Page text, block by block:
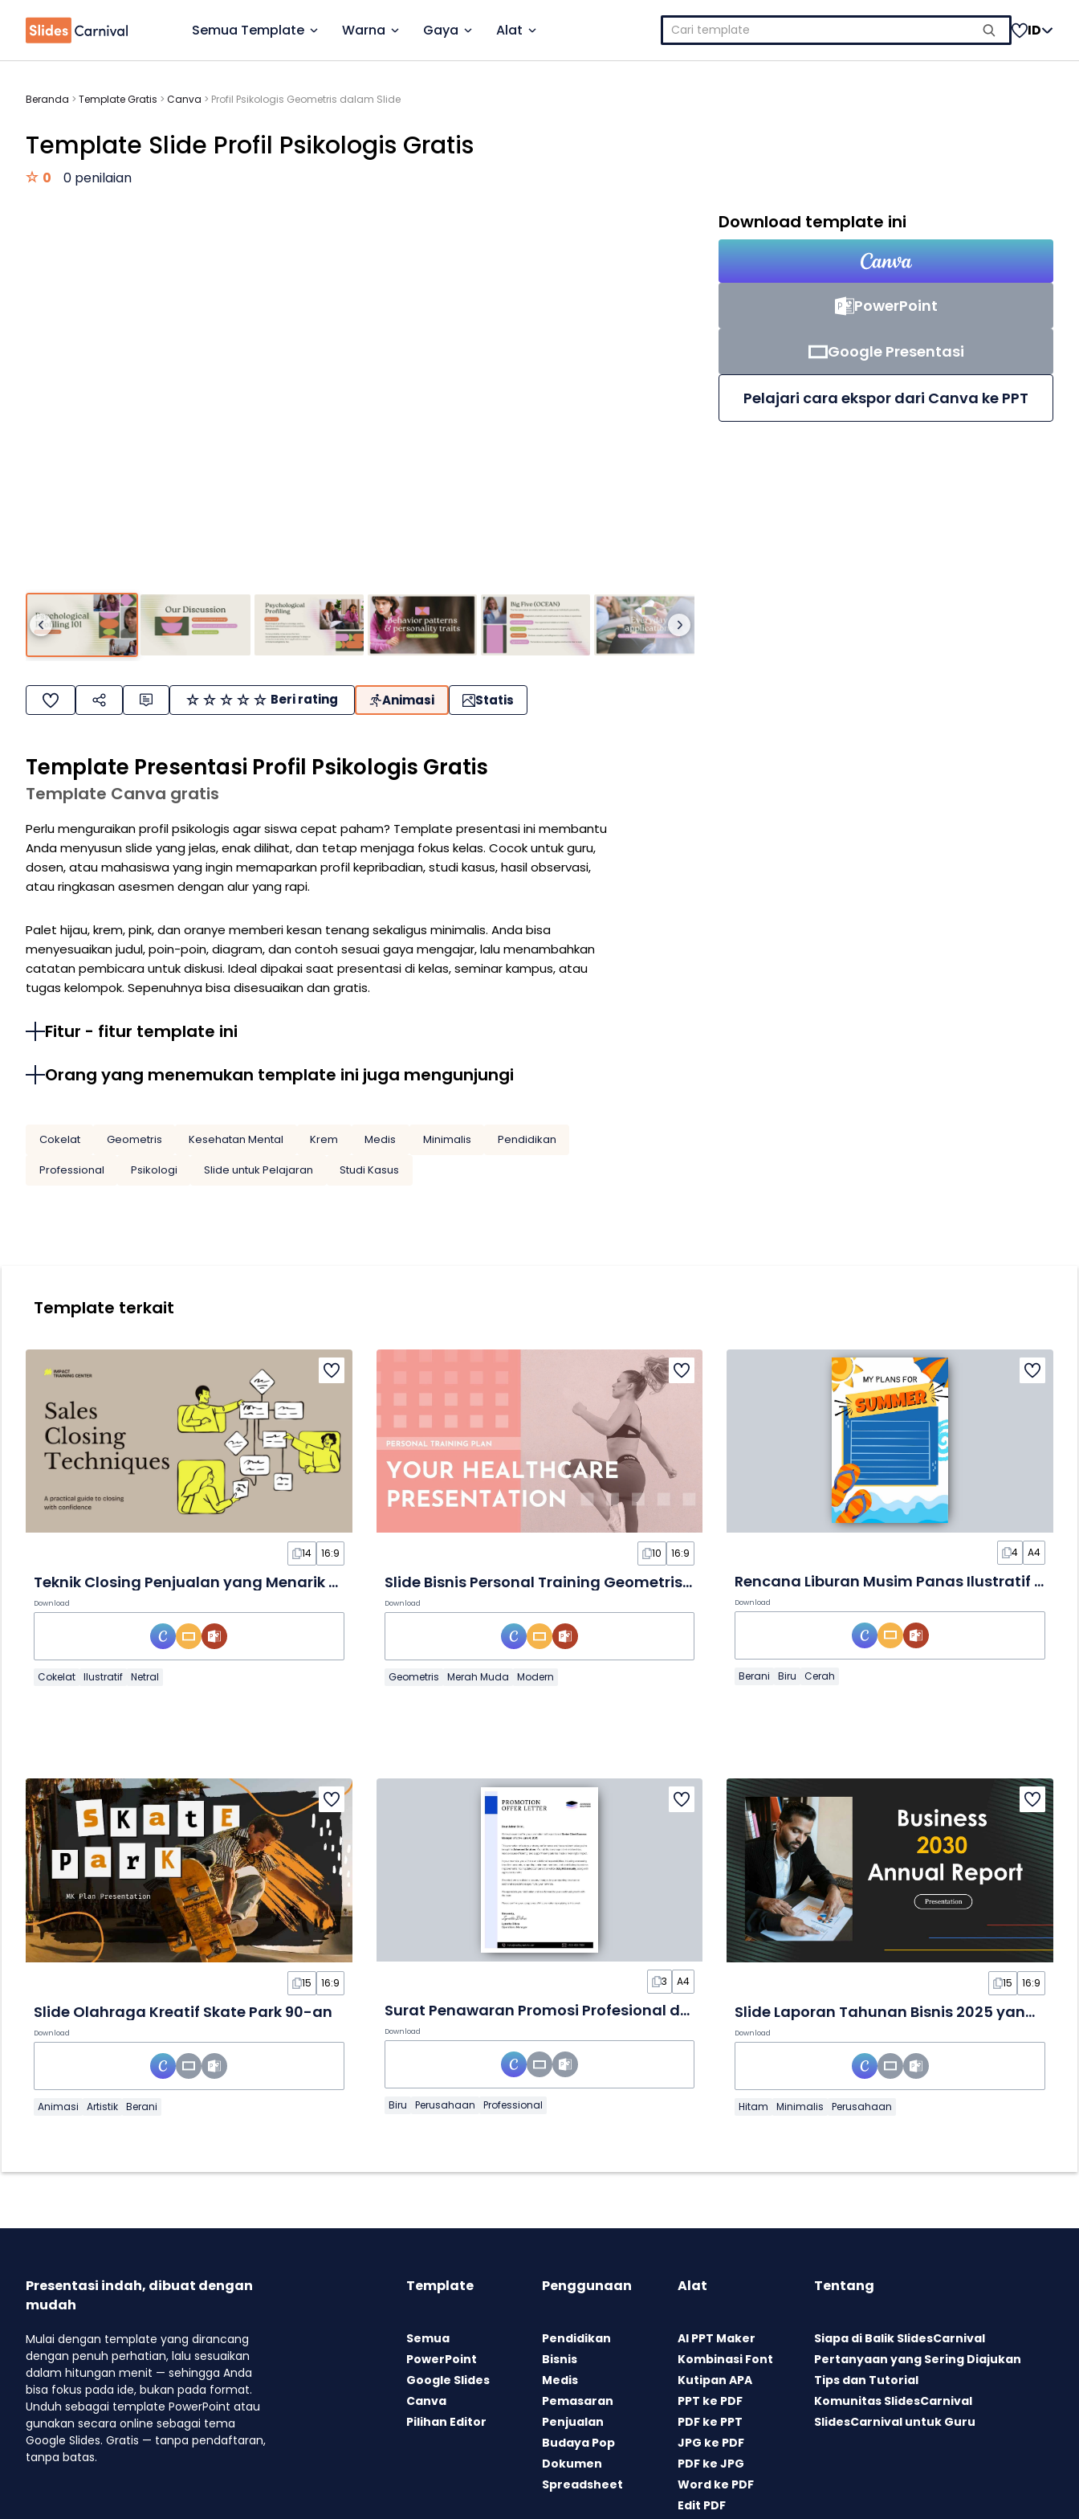
Semua Template Warna Gaya Alat
Cari
untuk:
ID
Beranda > Template Gratis > Canva > Profil Psikologis Geometris dalam Slide
Template Slide Profil Psikologis Gratis
0 0 penilaian
Beri rating Animasi Statis
Template Presentasi Profil Psikologis Gratis
Template Canva gratis
Perlu menguraikan profil psikologis agar siswa cepat paham? Template presentasi ini membantu
Anda menyusun slide yang jelas, enak dilihat, dan tetap menjaga fokus kelas. Cocok untuk guru,
dosen, atau mahasiswa yang ingin memaparkan profil kepribadian, studi kasus, hasil observasi,
atau ringkasan asesmen dengan alur yang rapi.
Palet hijau, krem, pink, dan oranye memberi kesan tenang sekaligus minimalis. Anda bisa
menyesuaikan judul, poin-poin, diagram, dan contoh sesuai gaya mengajar, lalu menambahkan
catatan pembicara untuk diskusi. Ideal dipakai saat presentasi di kelas, seminar kampus, atau
tugas kelompok. Sepenuhnya bisa disesuaikan dan gratis.
Fitur - fitur template ini
Orang yang menemukan template ini juga mengunjungi
Cokelat Geometris Kesehatan Mental Krem Medis Minimalis
Pendidikan
Professional
Psikologi Slide untuk Pelajaran Studi Kasus
Download template ini
PowerPoint
Google Presentasi
Pelajari cara ekspor dari Canva ke PPT
Template terkait
14 16:9
Teknik Closing Penjualan yang Menarik dalam Slide
Download
Cokelat Ilustratif Netral
10 16:9
Slide Bisnis Personal Training Geometris Modern Pink dan Cokelat
Download
Geometris Merah Muda Modern
4 A4
Rencana Liburan Musim Panas Ilustratif dalam Lembar Kerja
Download
Berani Biru Cerah
15 16:9
Slide Olahraga Kreatif Skate Park 90-an
Download
Animasi Artistik Berani
3 A4
Surat Penawaran Promosi Profesional dalam Slide
Download
Biru Perusahaan Professional
15 16:9
Slide Laporan Tahunan Bisnis 2025 yang Minimalis
Download
Hitam Minimalis Perusahaan
Presentasi indah, dibuat dengan
mudah
Mulai dengan template yang dirancang
dengan penuh perhatian, lalu sesuaikan
dalam hitungan menit — sehingga Anda
bisa fokus pada ide, bukan pada format.
Unduh sebagai template PowerPoint atau
gunakan secara online sebagai tema
Google Slides. Gratis — tanpa pendaftaran,
tanpa batas.
Template
Semua
PowerPoint
Google Slides
Canva
Pilihan Editor
Penggunaan
Pendidikan
Bisnis
Medis
Pemasaran
Penjualan
Budaya Pop
Dokumen
Spreadsheet
Alat
AI PPT Maker
Kombinasi Font
Kutipan APA
PPT ke PDF
PDF ke PPT
JPG ke PDF
PDF ke JPG
Word ke PDF
Edit PDF
Tentang
Siapa di Balik SlidesCarnival
Pertanyaan yang Sering Diajukan
Tips dan Tutorial
Komunitas SlidesCarnival
SlidesCarnival untuk Guru